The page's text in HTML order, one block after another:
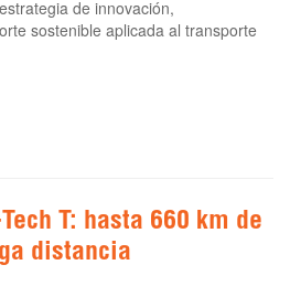
de innovación,
sostenible aplicada al transporte
T: hasta 660 km de
distancia